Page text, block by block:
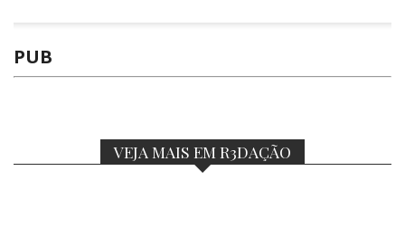
PUB
VEJA MAIS EM R3DAÇÃO